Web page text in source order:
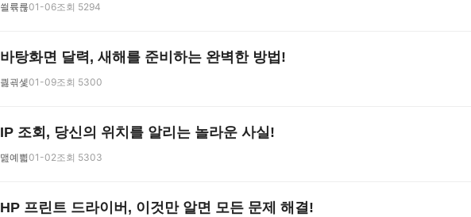
씔륚륺01-06조회 5294
바탕화면 달력, 새해를 준비하는 완벽한 방법!
킗괶셏01-09조회 5300
IP 조회, 당신의 위치를 알리는 놀라운 사실!
맲예쁿01-02조회 5303
HP 프린트 드라이버, 이것만 알면 모든 문제 해결!